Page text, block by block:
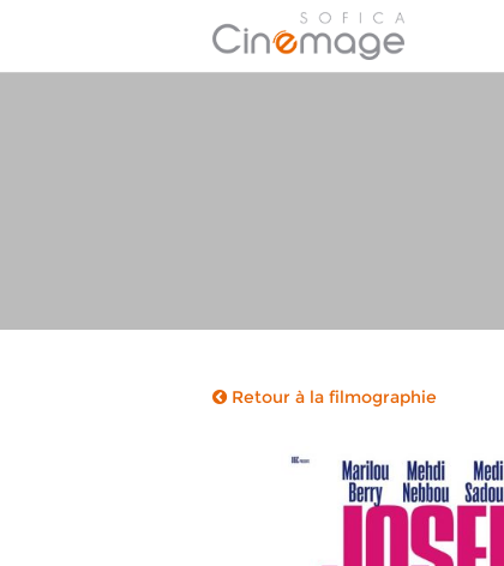
Retour à la filmographie